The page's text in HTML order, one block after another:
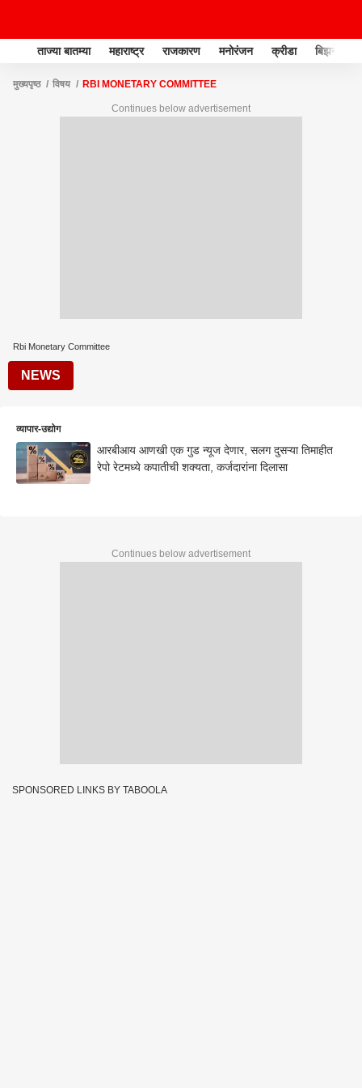
ताज्या बातम्या महाराष्ट्र राजकारण मनोरंजन क्रीडा बिझनेस
मुख्यपृष्ठ विषय RBI MONETARY COMMITTEE
Continues below advertisement
Rbi Monetary Committee
NEWS
व्यापार-उद्योग
आरबीआय आणखी एक गुड न्यूज देणार, सलग दुसऱ्या तिमाहीत
रेपो रेटमध्ये कपातीची शक्यता, कर्जदारांना दिलासा
Continues below advertisement
SPONSORED LINKS BY TABOOLA